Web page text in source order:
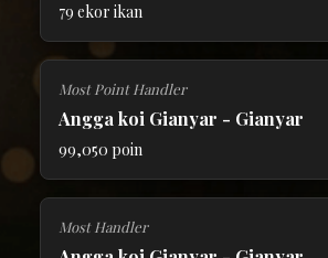
79 ekor ikan
Most Point Handler
Angga koi Gianyar - Gianyar
99,050 poin
Most Handler